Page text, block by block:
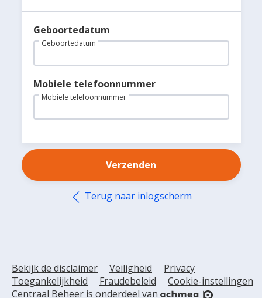
Wij helpen u graag
(013) 462 12 86
Maandag t/m vrijdag
8.30 uur tot 18.00 uur
Geboortedatum
Geboortedatum
Mobiele telefoonnummer
Mobiele telefoonnummer
Verzenden
Terug naar inlogscherm
Bekijk de disclaimer Veiligheid
Privacy
Toegankelijkheid
Fraudebeleid
Cookie-instellingen
Centraal Beheer is onderdeel van